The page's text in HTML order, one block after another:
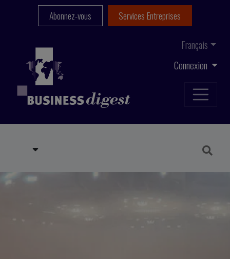
Connexion
Français
Abonnez-vous Services Entreprises